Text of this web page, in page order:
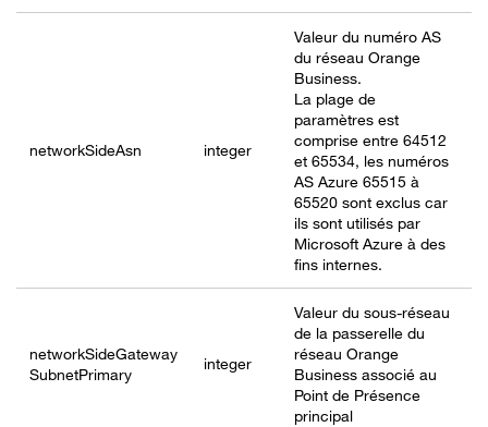
networkSideAsn integer
Valeur du numéro AS
du réseau Orange
Business.
La plage de
paramètres est
comprise entre 64512
et 65534, les numéros
AS Azure 65515 à
65520 sont exclus car
ils sont utilisés par
Microsoft Azure à des
fins internes.
networkSideGateway
SubnetPrimary
integer
Valeur du sous-réseau
de la passerelle du
réseau Orange
Business associé au
Point de Présence
principal